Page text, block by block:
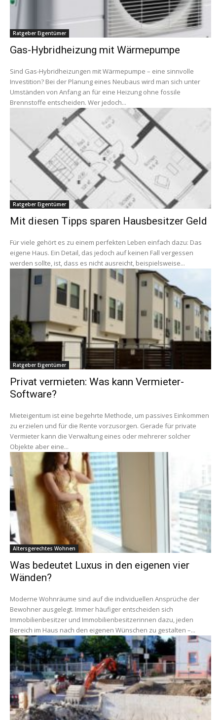
Ratgeber Eigentümer
Gas-Hybridheizung mit Wärmepumpe
Sind Gas-Hybridheizungen mit Wärmepumpe – eine sinnvolle
Investition? Bei der Planung eines Neubaus wird man sich unter
Umständen von Anfang an für eine Heizung ohne fossile
Brennstoffe entscheiden. Wer jedoch...
Ratgeber Eigentümer
Mit diesen Tipps sparen Hausbesitzer Geld
Für viele gehört es zu einem perfekten Leben einfach dazu: Das
eigene Haus. Ein Detail, das jedoch auf keinen Fall vergessen
werden sollte, ist, dass es nicht ausreicht, beispielsweise...
Ratgeber Eigentümer
Privat vermieten: Was kann Vermieter-
Software?
Mieteigentum ist eine begehrte Methode, um passives Einkommen
zu erzielen und für die Rente vorzusorgen. Gerade für private
Vermieter kann die Verwaltung eines oder mehrerer solcher
Objekte aber eine...
Altersgerechtes Wohnen
Was bedeutet Luxus in den eigenen vier
Wänden?
Moderne Wohnräume sind auf die individuellen Ansprüche der
Bewohner ausgelegt. Immer häufiger entscheiden sich
Immobilienbesitzer und Immobilienbesitzerinnen dazu, jeden
Bereich im Haus nach den eigenen Wünschen zu gestalten –...